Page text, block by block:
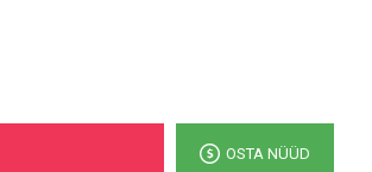
OSTA NÜÜD